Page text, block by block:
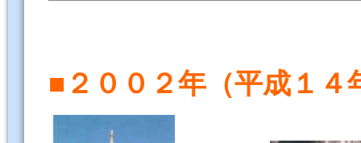
■２００２年（平成１４